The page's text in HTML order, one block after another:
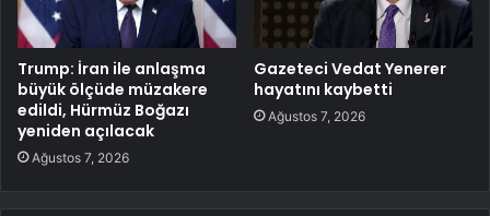
Trump: İran ile anlaşma
büyük ölçüde müzakere
edildi, Hürmüz Boğazı
yeniden açılacak
Ağustos 7, 2026
Gazeteci Vedat Yenerer
hayatını kaybetti
Ağustos 7, 2026